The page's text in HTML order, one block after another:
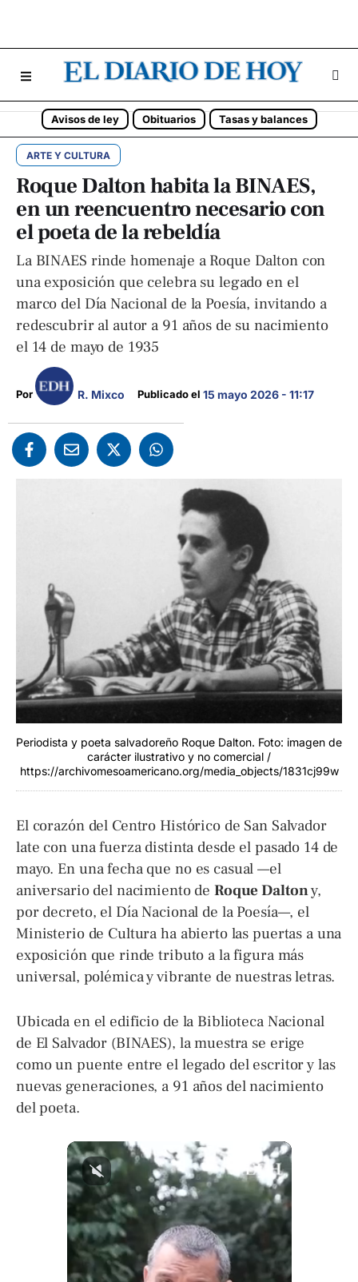
Avisos de ley Obituarios Tasas y balances
ARTE Y CULTURA
Roque Dalton habita la BINAES,
en un reencuentro necesario con
el poeta de la rebeldía
La BINAES rinde homenaje a Roque Dalton con
una exposición que celebra su legado en el
marco del Día Nacional de la Poesía, invitando a
redescubrir al autor a 91 años de su nacimiento
el 14 de mayo de 1935
Por R. Mixco Publicado el 15 mayo 2026 - 11:17
Periodista y poeta salvadoreño Roque Dalton. Foto: imagen de
carácter ilustrativo y no comercial /
https://archivomesoamericano.org/media_objects/1831cj99w
El corazón del Centro Histórico de San Salvador
late con una fuerza distinta desde el pasado 14 de
mayo. En una fecha que no es casual —el
aniversario del nacimiento deRoque Daltony,
por decreto, el Día Nacional de la Poesía—, el
Ministerio de Cultura ha abierto las puertas a una
exposición que rinde tributo a la figura más
universal, polémica y vibrante de nuestras letras.
Ubicada en el edificio de la Biblioteca Nacional
de El Salvador (BINAES), la muestra se erige
como un puente entre el legado del escritor y las
nuevas generaciones, a 91 años del nacimiento
del poeta.